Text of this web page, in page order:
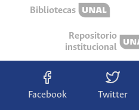
Bibliotecas
Repositorio
institucional
Facebook Twitter